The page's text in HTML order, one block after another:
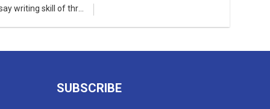
writing skill of three
SUBSCRIBE